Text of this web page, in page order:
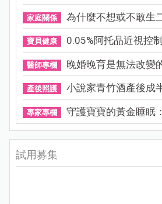
家庭關係 為什麼不想或不敢生
寶貝健康 0.05%阿托品近視控
醫師專欄 晚婚晚育是無法改變
產後照護 小說家青竹酒產後成
專家專欄 守護寶寶的黃金睡眠
試用募集